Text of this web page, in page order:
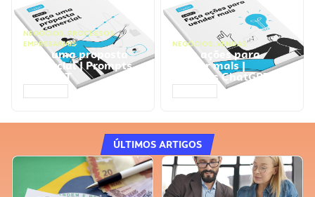
NEGÓCIOS, PROCESSOS
EMPRESARIAIS
Faça uma proposta
comercial | Prompts
ChatGPT
NEGÓCIOS, VENDAS
Faça ações para
vender mais |
Prompts ChatGPT
ÚLTIMOS ARTIGOS